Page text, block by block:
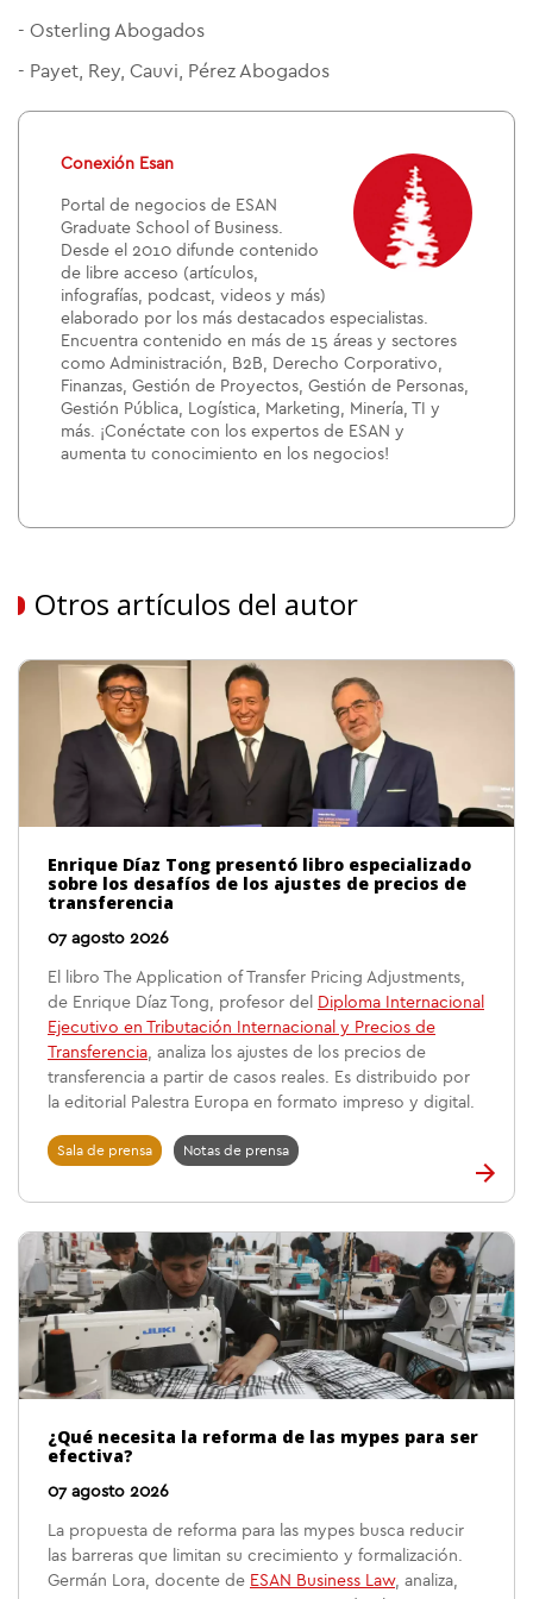
- Osterling Abogados
- Payet, Rey, Cauvi, Pérez Abogados
Conexión Esan
Portal de negocios de ESAN
Graduate School of Business.
Desde el 2010 difunde contenido
de libre acceso (artículos,
infografías, podcast, videos y más)
elaborado por los más destacados especialistas.
Encuentra contenido en más de 15 áreas y sectores
como Administración, B2B, Derecho Corporativo,
Finanzas, Gestión de Proyectos, Gestión de Personas,
Gestión Pública, Logística, Marketing, Minería, TI y
más. ¡Conéctate con los expertos de ESAN y
aumenta tu conocimiento en los negocios!
Otros artículos del autor
Enrique Díaz Tong presentó libro especializado
sobre los desafíos de los ajustes de precios de
transferencia
07 agosto 2026
El libro The Application of Transfer Pricing Adjustments,
de Enrique Díaz Tong, profesor del
Diploma Internacional
Ejecutivo en Tributación Internacional y Precios de
Transferencia, analiza los ajustes de los precios de
transferencia a partir de casos reales. Es distribuido por
la editorial Palestra Europa en formato impreso y digital.
Sala de prensa Notas de prensa
¿Qué necesita la reforma de las mypes para ser
efectiva?
07 agosto 2026
La propuesta de reforma para las mypes busca reducir
las barreras que limitan su crecimiento y formalización.
Germán Lora, docente de ESAN Business Law, analiza,